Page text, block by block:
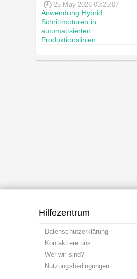
25 May 2026 03:25:07
Anwendung Hybrid
Schrittmotoren in
automatisierten
Produktionslinien
Hilfezentrum
Datenschutzerklärung
Kontaktiere uns
Wer wir sind?
Nutzungsbedingungen